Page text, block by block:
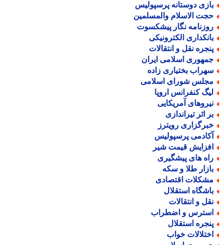
دوستانه پرسپولیس
الاسلام والمسلمین
نگار پیشکسوت
الکترونیکی
نقل و انتقالات
اسلامی ایران
بختیاری زاده
شورای اسلامی
کنفرانس اروپا
آمریکایی
اثر تیراندازی
رویترز
پرسپولیس
قیمت شیر
های پیشگیری
طلا و سکه
اقتصادی
استقلال
و انتقالات
و اضطراب
استقلال
خواب